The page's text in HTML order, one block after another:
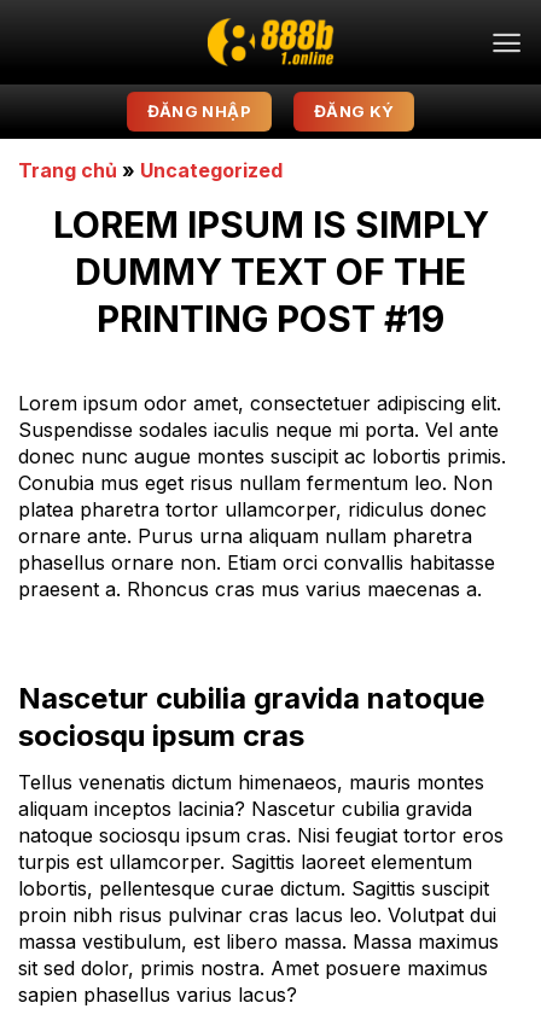
ĐĂNG NHẬP ĐĂNG KÝ
Trang chủ » Uncategorized
LOREM IPSUM IS SIMPLY
DUMMY TEXT OF THE
PRINTING POST #19
Lorem ipsum odor amet, consectetuer adipiscing elit.
Suspendisse sodales iaculis neque mi porta. Vel ante
donec nunc augue montes suscipit ac lobortis primis.
Conubia mus eget risus nullam fermentum leo. Non
platea pharetra tortor ullamcorper, ridiculus donec
ornare ante. Purus urna aliquam nullam pharetra
phasellus ornare non. Etiam orci convallis habitasse
praesent a. Rhoncus cras mus varius maecenas a.
Nascetur cubilia gravida natoque
sociosqu ipsum cras
Tellus venenatis dictum himenaeos, mauris montes
aliquam inceptos lacinia? Nascetur cubilia gravida
natoque sociosqu ipsum cras. Nisi feugiat tortor eros
turpis est ullamcorper. Sagittis laoreet elementum
lobortis, pellentesque curae dictum. Sagittis suscipit
proin nibh risus pulvinar cras lacus leo. Volutpat dui
massa vestibulum, est libero massa. Massa maximus
sit sed dolor, primis nostra. Amet posuere maximus
sapien phasellus varius lacus?